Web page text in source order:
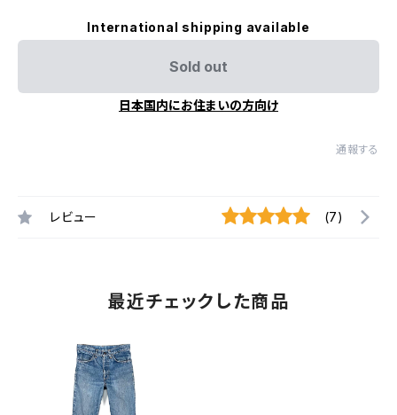
International shipping available
Sold out
日本国内にお住まいの方向け
通報する
レビュー (7)
最近チェックした商品